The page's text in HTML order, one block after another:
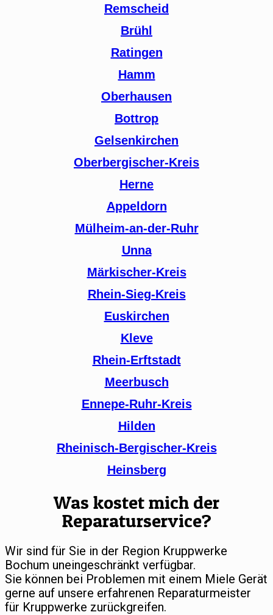
Remscheid
Brühl
Ratingen
Hamm
Oberhausen
Bottrop
Gelsenkirchen
Oberbergischer-Kreis
Herne
Appeldorn
Mülheim-an-der-Ruhr
Unna
Märkischer-Kreis
Rhein-Sieg-Kreis
Euskirchen
Kleve
Rhein-Erftstadt
Meerbusch
Ennepe-Ruhr-Kreis
Hilden
Rheinisch-Bergischer-Kreis
Heinsberg
Was kostet mich der
Reparaturservice?
Wir sind für Sie in der Region Kruppwerke
Bochum uneingeschränkt verfügbar.
Sie können bei Problemen mit einem Miele Gerät
gerne auf unsere erfahrenen Reparaturmeister
für Kruppwerke zurückgreifen.